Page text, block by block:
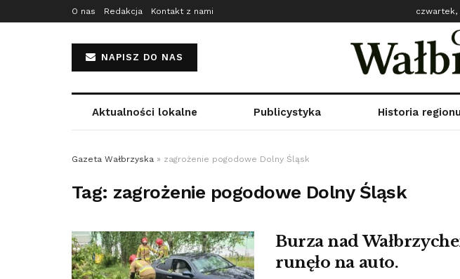
O nas Redakcja Kontakt z nami czwartek,
NAPISZ DO NAS
Aktualności lokalne Publicystyka Historia regionu
Gazeta Wałbrzyska » zagrożenie pogodowe Dolny Śląsk
Tag: zagrożenie pogodowe Dolny Śląsk
Burza nad
runęło na auto.